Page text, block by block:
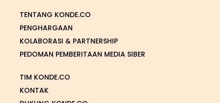
TENTANG KONDE.CO
PENGHARGAAN
KOLABORASI & PARTNERSHIP
PEDOMAN PEMBERITAAN MEDIA SIBER
TIM KONDE.CO
KONTAK